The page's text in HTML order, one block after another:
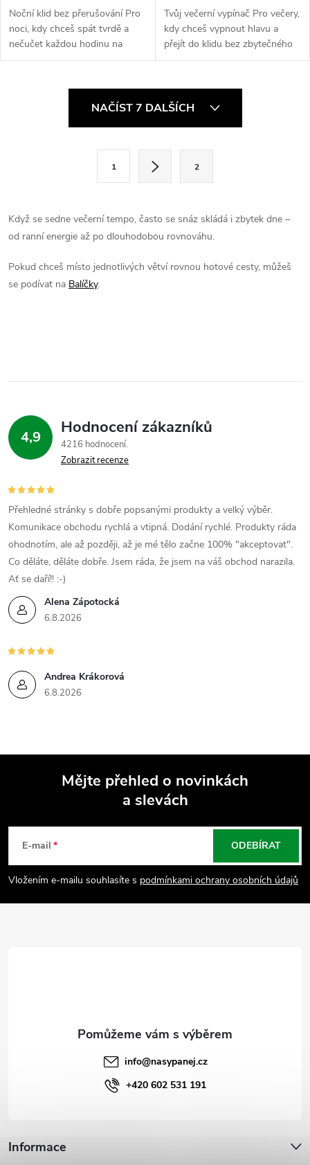
Noční klid bez přerušování Pro
noci, kdy chceš spát tvrdě a
nečučet každou hodinu na
budík. Balíček „Často se budím“
večerní uvolnění a spánkovej...
Tvůj večerní vypínač Pro večery,
kdy chceš vypnout hlavu a
přejít do klidu bez zbytečného
převalování a koukání do
kombinuje tři pilíře klidu, který
tě...
d
a
c
í
v
y
v
ý
p
i
s
u
NAČÍST 7 DALŠÍCH
á
n
o
v
1 2
Když se sedne večerní tempo, často se snáz skládá i zbytek dne –
od ranní energie až po dlouhodobou rovnováhu.
Pokud chceš místo jednotlivých větví rovnou hotové cesty, můžeš
se podívat na Balíčky.
4,9 Hodnocení zákazníků
4216 hodnocení
Zobrazit recenze
Alena Zápotocká
6.8.2026
Přehledné stránky s dobře popsanými produkty a velký výběr.
Komunikace obchodu rychlá a vtipná. Dodání rychlé. Produkty ráda
ohodnotím, ale až později, až je mé tělo začne 100% "akceptovat".
Co děláte, děláte dobře. Jsem ráda, že jsem na váš obchod narazila.
Ať se daří!! :-)
Andrea Krákorová
6.8.2026
p
a
Mějte přehled o novinkách
a slevách
E-mail
Vložením e-mailu souhlasíte s podmínkami ochrany osobních údajů
ODEBÍRAT
Informace
info@nasypanej.cz
+420 602 531 191